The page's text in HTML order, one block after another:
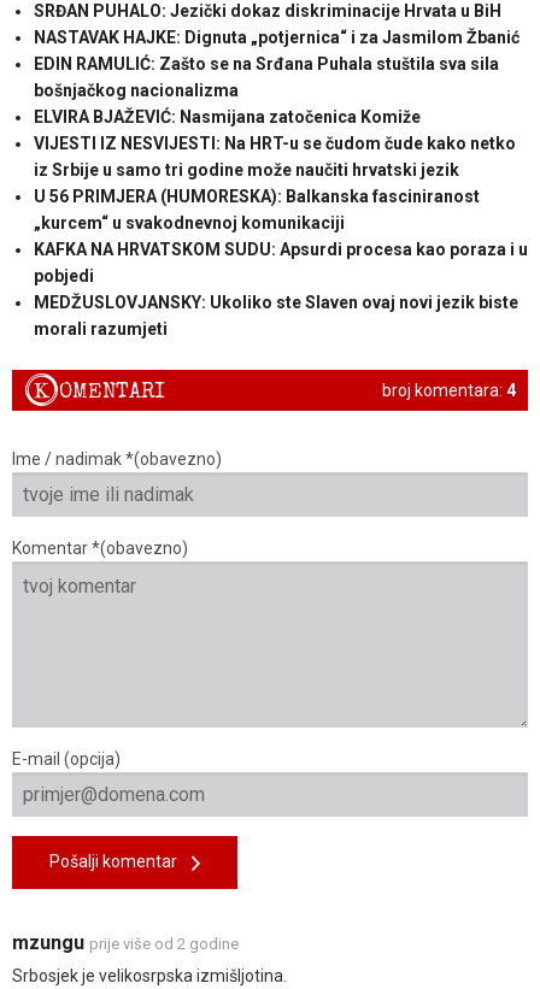
SRĐAN PUHALO: Jezički dokaz diskriminacije Hrvata u BiH
NASTAVAK HAJKE: Dignuta „potjernica“ i za Jasmilom Žbanić
EDIN RAMULIĆ: Zašto se na Srđana Puhala stuštila sva sila
bošnjačkog nacionalizma
ELVIRA BJAŽEVIĆ: Nasmijana zatočenica Komiže
VIJESTI IZ NESVIJESTI: Na HRT-u se čudom čude kako netko
iz Srbije u samo tri godine može naučiti hrvatski jezik
U 56 PRIMJERA (HUMORESKA): Balkanska fasciniranost
„kurcem“ u svakodnevnoj komunikaciji
KAFKA NA HRVATSKOM SUDU: Apsurdi procesa kao poraza i u
pobjedi
MEDŽUSLOVJANSKY: Ukoliko ste Slaven ovaj novi jezik biste
morali razumjeti
broj komentara: 4
KOMENTARI
Ime / nadimak *(obavezno)
Komentar *(obavezno)
E-mail (opcija)
Pošalji komentar
mzungu prije više od 2 godine
Srbosjek je velikosrpska izmišljotina.